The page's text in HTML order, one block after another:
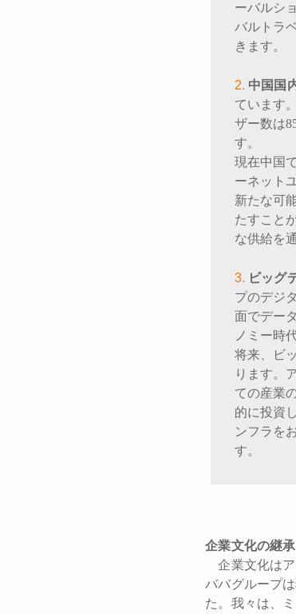
ーバルシ
バルトラ
きます。
中国国
ています
ザー数は
す。
現在中国
ーネット
新たな可
たすこと
な供給を
ビッグ
プのデジ
面でデー
ノミー時
将来、ビ
ります。
ての産業
的に投資
ンフラを
す。
企業文化の継
企業文化はア
ババグループ
た。我々は、